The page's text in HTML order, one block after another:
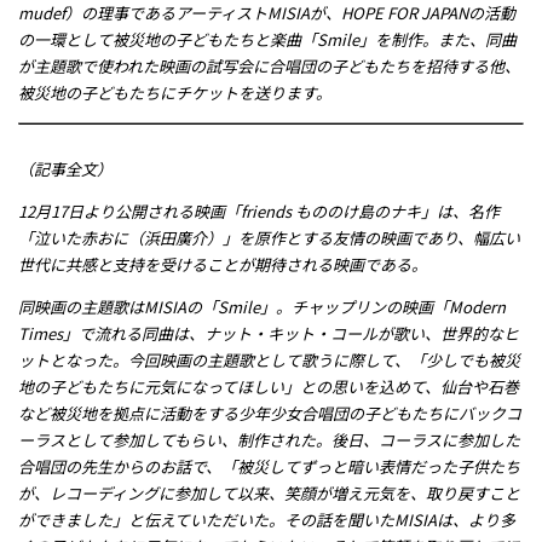
mudef）の理事であるアーティストMISIAが、HOPE FOR JAPANの活動
の一環として被災地の子どもたちと楽曲「Smile」を制作。また、同曲
が主題歌で使われた映画の試写会に合唱団の子どもたちを招待する他、
被災地の子どもたちにチケットを送ります。
（記事全文）
12月17日より公開される映画「friends もののけ島のナキ」は、名作
「泣いた赤おに（浜田廣介）」を原作とする友情の映画であり、幅広い
世代に共感と支持を受けることが期待される映画である。
同映画の主題歌はMISIAの「Smile」。チャップリンの映画「Modern
Times」で流れる同曲は、ナット・キット・コールが歌い、世界的なヒ
ットとなった。今回映画の主題歌として歌うに際して、「少しでも被災
地の子どもたちに元気になってほしい」との思いを込めて、仙台や石巻
など被災地を拠点に活動をする少年少女合唱団の子どもたちにバックコ
ーラスとして参加してもらい、制作された。後日、コーラスに参加した
合唱団の先生からのお話で、「被災してずっと暗い表情だった子供たち
が、レコーディングに参加して以来、笑顔が増え元気を、取り戻すこと
ができました」と伝えていただいた。その話を聞いたMISIAは、より多